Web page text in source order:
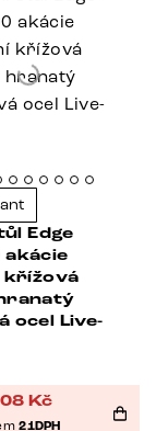
Edge
akácie
ocel Live-
Kč
21DPH